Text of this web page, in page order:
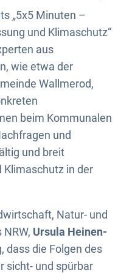
„5x5 Minuten –
und Klimaschutz“
aus
wie etwa der
Wallmerod,
beim Kommunalen
und
und breit
in der
Natur- und
Ursula Heinen-
dass die Folgen des
sicht- und spürbar